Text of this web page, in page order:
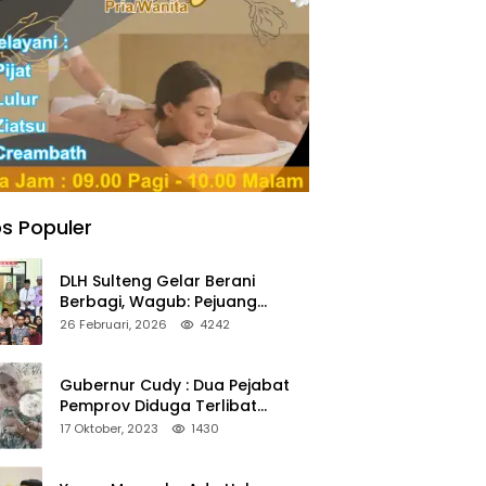
Populer
DLH Sulteng Gelar Berani
Berbagi, Wagub: Pejuang
Lingkungan Harus Jadi Teladan
26 Februari, 2026 4242
Gubernur Cudy : Dua Pejabat
Pemprov Diduga Terlibat
Asmara Terlarang Sudah di
17 Oktober, 2023 1430